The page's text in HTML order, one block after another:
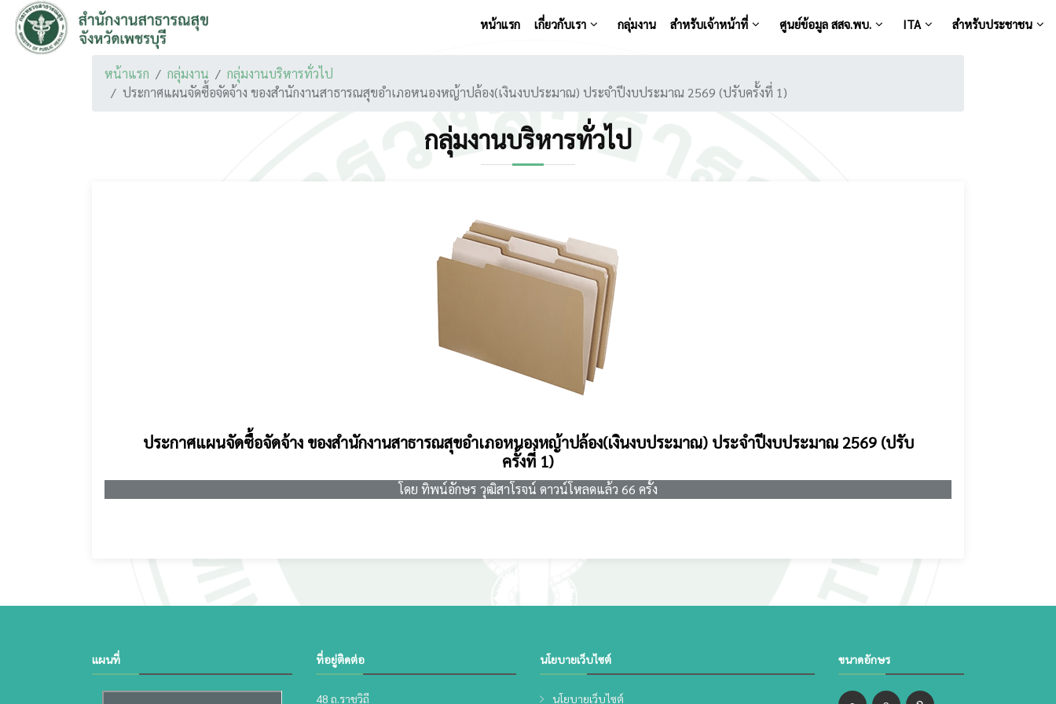
หน้าแรก เกี่ยวกับเรา กลุ่มงาน สำหรับเจ้าหน้าที่ ศูนย์ข้อมูล สสจ.พบ. ITA สำหรับประชาชน
หน้าแรก กลุ่มงาน
กลุ่มงานบริหารทั่วไป
ประกาศแผนจัดซื้อจัดจ้าง ของสำนักงานสาธารณสุขอำเภอหนองหญ้าปล้อง(เงินงบประมาณ) ประจำปีงบประมาณ 2569 (ปรับครั้งที่ 1)
กลุ่มงานบริหารทั่วไป
ประกาศแผนจัดซื้อจัดจ้าง ของสำนักงานสาธารณสุขอำเภอหนองหญ้าปล้อง(เงินงบประมาณ) ประจำปีงบประมาณ 2569 (ปรับ
ครั้งที่ 1)
โดย ทิพน์อักษร วุฒิสาโรจน์ ดาวน์โหลดแล้ว 66 ครั้ง
แผนที่ ที่อยู่ติดต่อ
48 ถ.ราชวิถี
นโยบายเว็บไซต์
นโยบายเว็บไซต์
ขนาดอักษร